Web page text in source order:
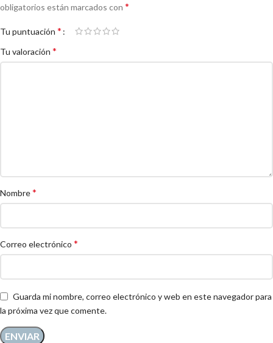
obligatorios están marcados con *
Tu puntuación *
Tu valoración *
Nombre*
Correo electrónico *
Guarda mi nombre, correo electrónico y web en este navegador para
la próxima vez que comente.